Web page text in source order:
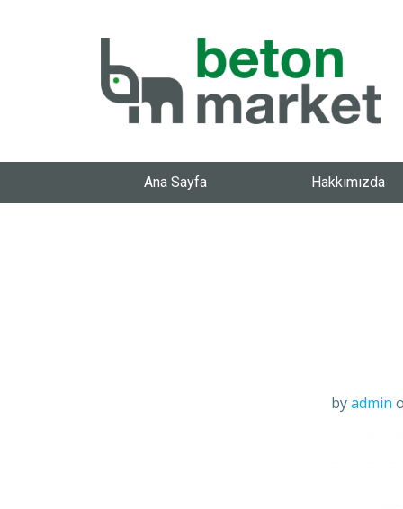
Ana Sayfa Hakkımızda
byadmin